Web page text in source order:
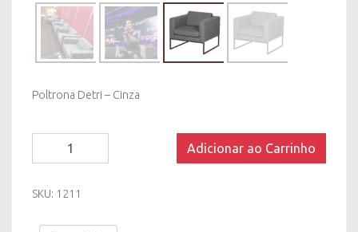
Poltrona Detri – Cinza
Cinza
Adicionar ao Carrinho
SKU: 1211